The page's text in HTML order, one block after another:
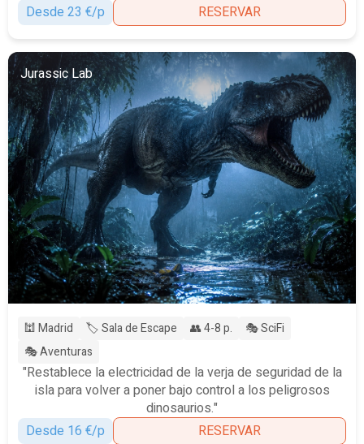
Desde 23 €/p
RESERVAR
Jurassic Lab
🕍 Madrid 🏷️ Sala de Escape 👥 4-8 p.
🎭 SciFi
🎭 Aventuras
"Restablece la electricidad de la verja de seguridad de la
isla para volver a poner bajo control a los peligrosos
dinosaurios."
Desde 16 €/p
RESERVAR